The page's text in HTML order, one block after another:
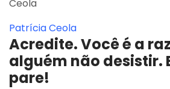
Patrícia Ceola
Acredite. Você é a
alguém não desistir.
pare!